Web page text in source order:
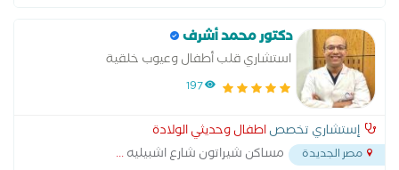
دكتور محمد أشرف
استشاري قلب أطفال وعيوب خلقية
197
إستشاري تخصصاطفال وحديثي الولادة
مصر الجديدة مساكن شيراتون شارع اشبيليه...